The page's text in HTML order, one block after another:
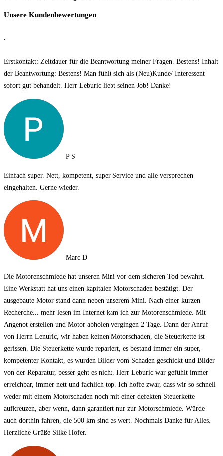
Unsere Kundenbewertungen
.
Erstkontakt: Zeitdauer für die Beantwortung meiner Fragen. Bestens! Inhalt
der Beantwortung: Bestens! Man fühlt sich als (Neu)Kunde/ Interessent
sofort gut behandelt. Herr Leburic liebt seinen Job! Danke!
P S
Einfach super. Nett, kompetent, super Service und alle versprechen
eingehalten. Gerne wieder.
Marc D
Die Motorenschmiede hat unseren Mini vor dem sicheren Tod bewahrt.
Eine Werkstatt hat uns einen kapitalen Motorschaden bestätigt. Der
ausgebaute Motor stand dann neben unserem Mini. Nach einer kurzen
Recherche... mehr lesen im Internet kam ich zur Motorenschmiede. Mit
Angenot erstellen und Motor abholen vergingen 2 Tage. Dann der Anruf
von Herrn Lenuric, wir haben keinen Motorschaden, die Steuerkette ist
gerissen. Die Steuerkette wurde repariert, es bestand immer ein super,
kompetenter Kontakt, es wurden Bilder vom Schaden geschickt und Bilder
von der Reparatur, besser geht es nicht. Herr Leburic war gefühlt immer
erreichbar, immer nett und fachlich top. Ich hoffe zwar, dass wir so schnell
weder mit einem Motorschaden noch mit einer defekten Steuerkette
aufkreuzen, aber wenn, dann garantiert nur zur Motorschmiede. Würde
auch dorthin fahren, die 500 km sind es wert. Nochmals Danke für Alles.
Herzliche Grüße Silke Hofer.